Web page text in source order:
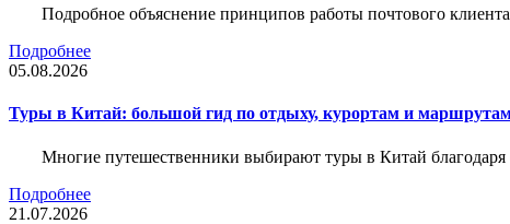
Подробное объяснение принципов работы почтового
Подробнее
05.08.2026
Туры в Китай: большой гид по отдыху, курортам и
Многие путешественники выбирают туры в Китай
Подробнее
21.07.2026